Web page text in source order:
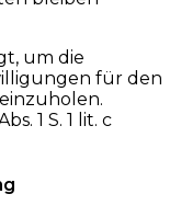
um die
für den
1 S. 1 lit. c